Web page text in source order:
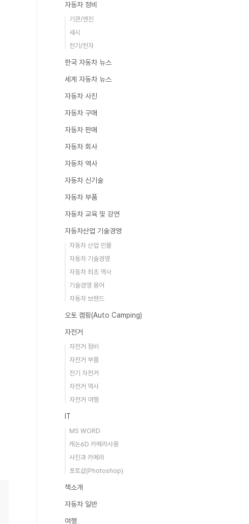
자동차 정비
기관/엔진
섀시
전기/전자
한국 자동차 뉴스
세계 자동차 뉴스
자동차 사진
자동차 구매
자동차 판매
자동차 회사
자동차 역사
자동차 신기술
자동차 부품
자동차 교육 및 강연
자동차산업 기술경영
자동차 산업 인물
자동차 기술경영
자동차 최초 역사
기술경영 용어
자동차 브랜드
오토 캠핑(Auto Camping)
자전거
자전거 정비
자전거 부품
전기 자전거
자전거 역사
자전거 여행
IT
MS WORD
캐논6D 카메라사용
사진과 카메라
포토샵(Photoshop)
책소개
자동차 일반
여행